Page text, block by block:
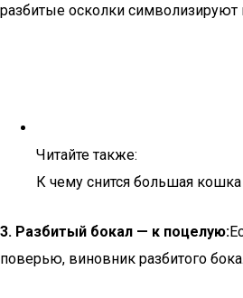
разбитые осколки символизируют
Читайте также:
К чему снится большая
3. Разбитый бокал — к поцелую:
поверью, виновник разбитого